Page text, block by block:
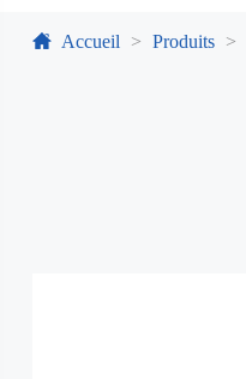
Accueil Produits